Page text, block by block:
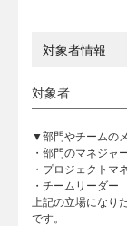
対象者情報
対象者
▼部門やチームの
・部門のマネジャ
・プロジェクトマ
・チームリーダー
上記の立場になり
です。